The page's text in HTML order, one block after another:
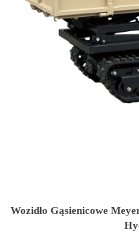
Wozidło Gąsienicowe